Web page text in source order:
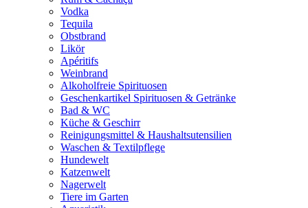
Vodka
Tequila
Obstbrand
Likör
Apéritifs
Weinbrand
Alkoholfreie Spirituosen
Geschenkartikel Spirituosen & Getränke
Bad & WC
Küche & Geschirr
Reinigungsmittel & Haushaltsutensilien
Waschen & Textilpflege
Hundewelt
Katzenwelt
Nagerwelt
Tiere im Garten